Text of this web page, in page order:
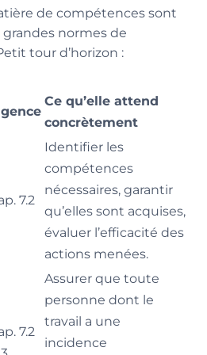
de compétences sont
normes de
tour d’horizon :
Ce qu’elle attend
concrètement
7.2
Identifier les
compétences
nécessaires, garantir
qu’elles sont acquises,
évaluer l’efficacité des
actions menées.
7.2
Assurer que toute
personne dont le
travail a une
incidence